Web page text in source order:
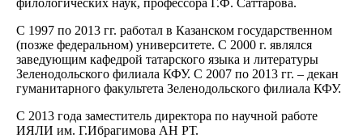
С 1997 по 2013 гг. работал в Казанском государственном
(позже федеральном) университете. С 2000 г. являлся
заведующим кафедрой татарского языка и литературы
Зеленодольского филиала КФУ. С 2007 по 2013 гг. – декан
гуманитарного факультета Зеленодольского филиала КФУ.
С 2013 года заместитель директора по научной работе
ИЯЛИ им. Г.Ибрагимова АН РТ.